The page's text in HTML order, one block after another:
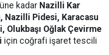
kadar Nazilli Kar
Nazilli Pidesi, Karacasu
Olukbaşı Oğlak Çevirme
için coğrafi işaret tescili